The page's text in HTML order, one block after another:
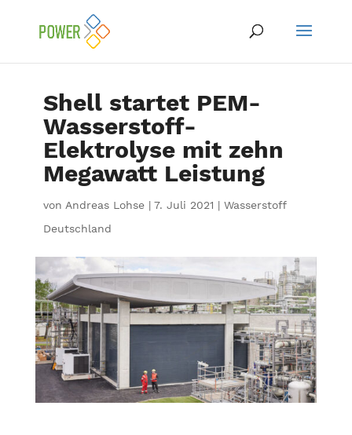
Shell startet PEM-
Wasserstoff-
Elektrolyse mit zehn
Megawatt Leistung
von Andreas Lohse| 7. Juli 2021 | Wasserstoff
Deutschland